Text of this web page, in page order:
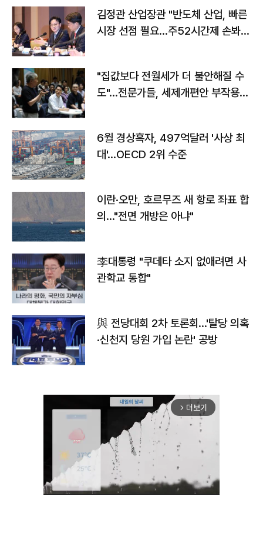
김정관 산업장관 "반도체 산업, 빠른
시장 선점 필요…주52시간제 손봐
"집값보다 전월세가 더 불안해질 수
도"…전문가들, 세제개편안 부작용
6월 경상흑자, 497억달러 '사상 최
대'…OECD 2위 수준
이란·오만, 호르무즈 새 항로 좌표 합
의…"전면 개방은 아냐"
李대통령 "쿠데타 소지 없애려면 사
관학교 통합"
與 전당대회 2차 토론회…'탈당 의혹
·신천지 당원 가입 논란' 공방
arrow_forward_ios 더보기